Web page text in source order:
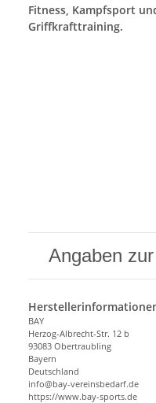
Fitness, Kampfsport
Griffkrafttraining.
Angaben
BAY
Herzog-Albrecht-Str. 12 b
93083 Obertraubling
Bayern
Deutschland
info@bay-vereinsbedarf.de
https://www.bay-sports.de